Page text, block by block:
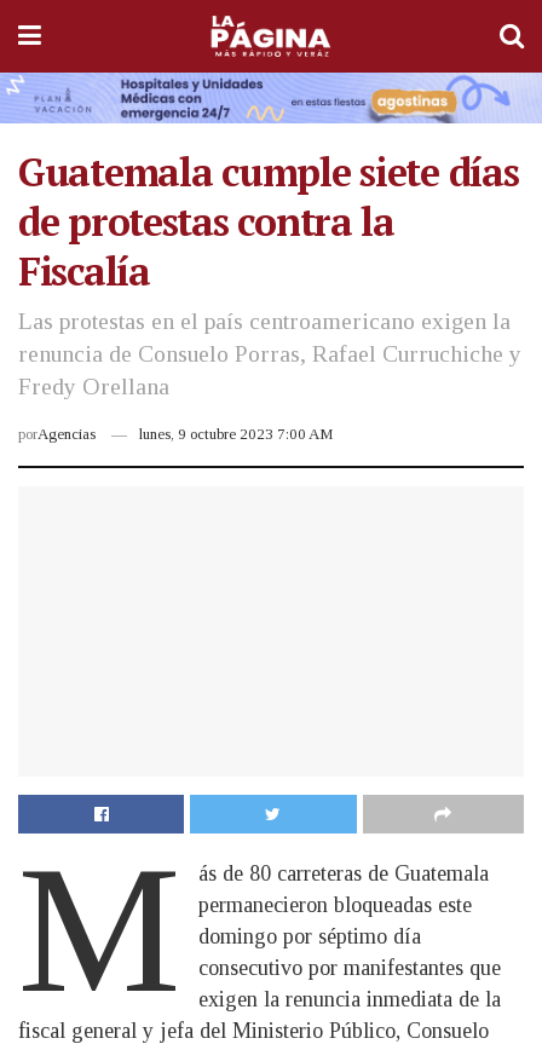
Guatemala cumple siete días
de protestas contra la
Fiscalía
Las protestas en el país centroamericano exigen la
renuncia de Consuelo Porras, Rafael Curruchiche y
Fredy Orellana
porAgencias lunes, 9 octubre 2023 7:00 AM
M
ás de 80 carreteras de Guatemala
permanecieron bloqueadas este
domingo por séptimo día
consecutivo por manifestantes que
exigen la renuncia inmediata de la
fiscal general y jefa del Ministerio Público, Consuelo